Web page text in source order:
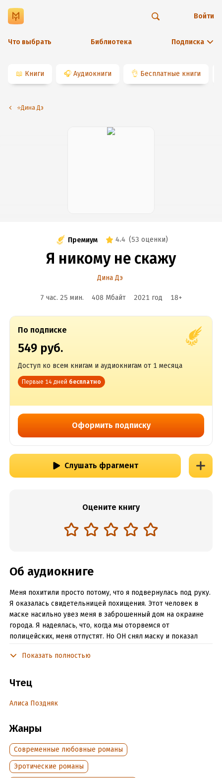
Что выбрать Библиотека Подписка
Войти
📖 Книги 🎧 Аудиокниги 👌 Бесплатные книги
⭐️Дина Дэ
Премиум 4.4 (53 оценки)
Я никому не скажу
Дина Дэ
7 час. 25 мин. 408 Мбайт 2021 год 18+
По подписке
549 руб.
Доступ ко всем книгам и аудиокнигам от 1 месяца
Первые 14 дней бесплатно
Оформить подписку
Слушать фрагмент
Оцените книгу
Об аудиокниге
Меня похитили просто потому, что я подвернулась под руку.
Я оказалась свидетельницей похищения. Этот человек в
маске насильно увез меня в заброшенный дом на окраине
города. Я надеялась, что, когда мы оторвемся от
полицейских, меня отпустят. Но ОН снял маску и показал
чужую жизнь с чужим мужчиной…
Подробная информация
Год издания:
Дата поступления:29 мая 2023
Показать полностью
Чтец
Алиса Поздняк
Жанры
Современные любовные романы
Эротические романы